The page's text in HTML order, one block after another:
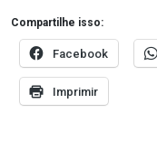
Compartilhe isso:
Facebook
Imprimir